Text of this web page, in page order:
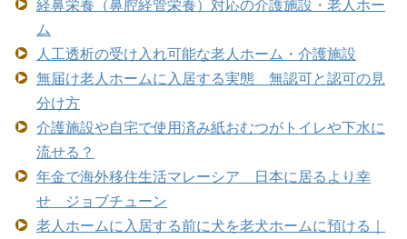
経鼻栄養（鼻腔経管栄養）対応の介護施設・老人ホー
ム
人工透析の受け入れ可能な老人ホーム・介護施設
無届け老人ホームに入居する実態 無認可と認可の見
分け方
介護施設や自宅で使用済み紙おむつがトイレや下水に
流せる？
年金で海外移住生活マレーシア 日本に居るより幸
せ ジョブチューン
老人ホームに入居する前に犬を老犬ホームに預ける｜